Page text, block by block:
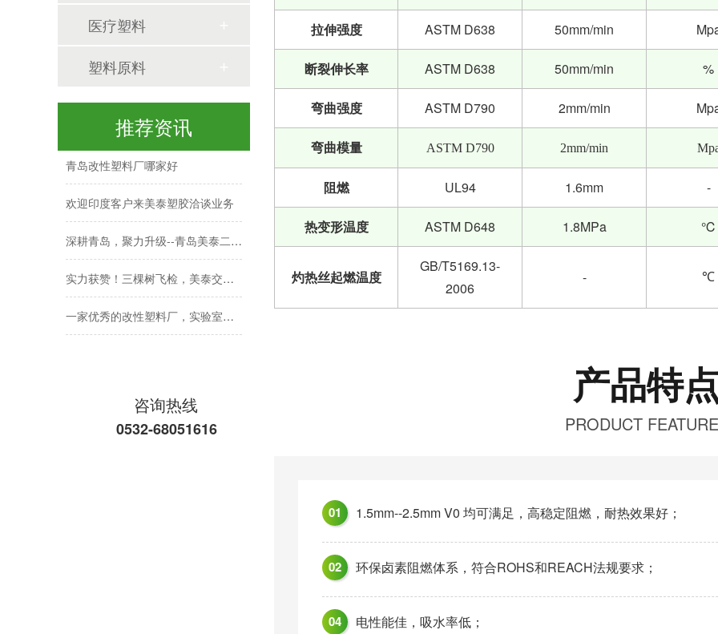
拉伸强度 ASTM D638 50mm/min
断裂伸长率 ASTM D638 50mm/min %
弯曲强度 ASTM D790 2mm/min
弯曲模量 ASTM D790 2mm/min
阻燃 UL94 1.6mm -
热变形温度 ASTM D648 1.8MPa ℃
灼热丝起燃温度
GB/T5169.13-
2006
- ℃
产品特
PRODUCT
01 1.5mm--2.5mm V0 均可满足，高稳定阻燃，耐热效果好；
02 环保卤素阻燃体系，符合ROHS和REACH法规要求；
04 电性能佳，吸水率低；
医疗塑料
塑料原料
推荐资讯
青岛改性塑料厂哪家好
欢迎印度客户来美泰塑胶洽谈业务
深耕青岛，聚力升级--青岛美泰二期厂房建设稳步推进
实力获赞！三棵树飞检，美泰交出满意答卷
一家优秀的改性塑料厂，实验室应该配备什么检测设备
美泰塑胶-IATF16949年审进行中
咨询热线
0532-68051616